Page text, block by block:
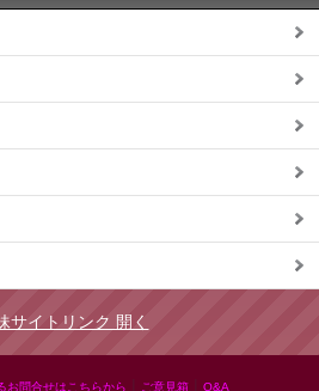
サイトリンク 開く
お問合せはこちらから ご意見箱 Q&A